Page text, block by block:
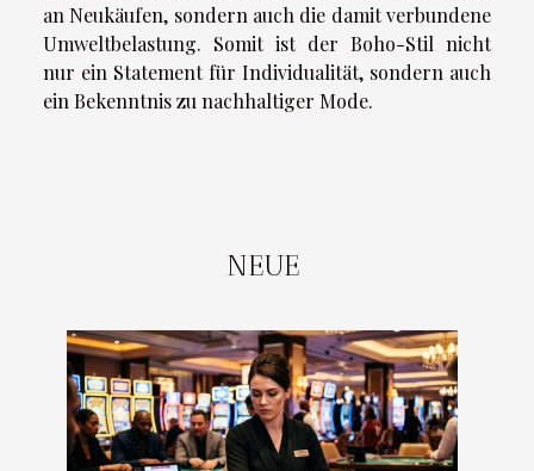
an Neukäufen, sondern auch die damit verbundene
Umweltbelastung. Somit ist der Boho-Stil nicht
nur ein Statement für Individualität, sondern auch
ein Bekenntnis zu nachhaltiger Mode.
NEUE